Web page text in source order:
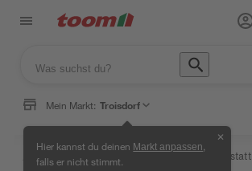
Mein Markt: Troisdorf
Hier kannst du deinen Markt anpassen
falls er nicht stimmt.
✕
Wissen
&
/
Selbermachen
& Ratgeber
Kreativwerkstatt